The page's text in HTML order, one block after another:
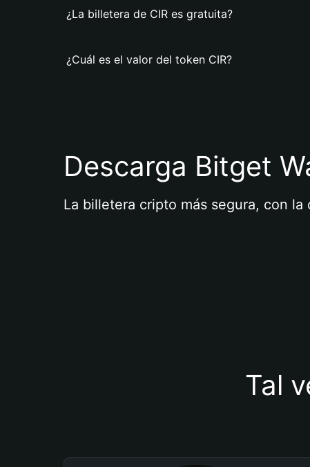
¿La billetera de CIR es gratuita?
¿Cuál es el valor del token CIR?
Descarga Bitget
La billetera cripto más segura, con
Tal